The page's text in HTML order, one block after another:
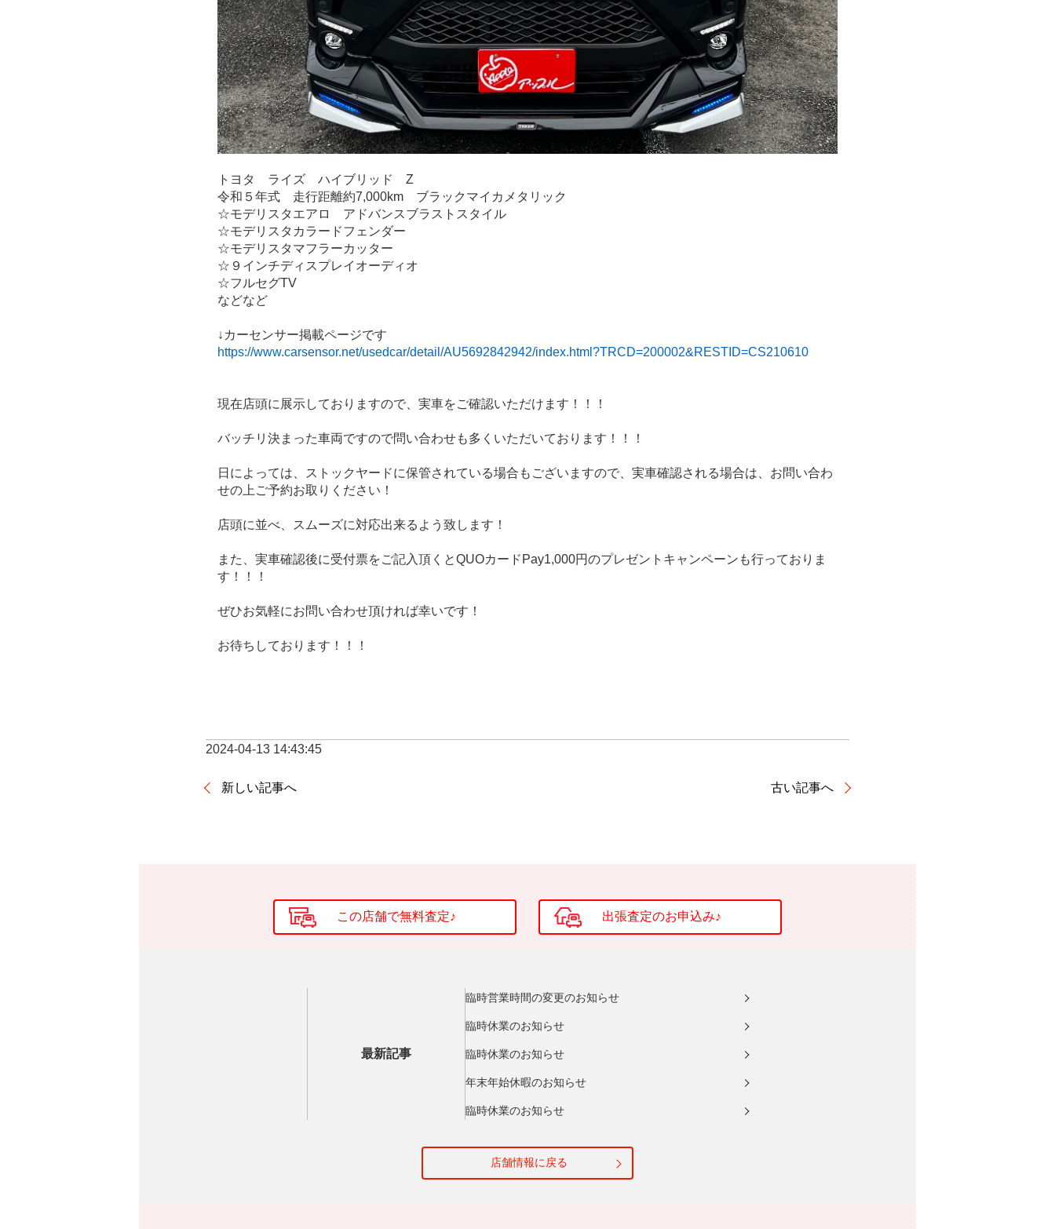
トヨタ　ライズ　ハイブリッド　Z
令和５年式　走行距離約7,000km　ブラックマイカメタリック
☆モデリスタエアロ　アドバンスブラストスタイル
☆モデリスタカラードフェンダー
☆モデリスタマフラーカッター
☆９インチディスプレイオーディオ
☆フルセグTV
などなど
↓カーセンサー掲載ページです
https://www.carsensor.net/usedcar/detail/AU5692842942/index.html?TRCD=200002&RESTID=CS210610
現在店頭に展示しておりますので、実車をご確認いただけます！！！
バッチリ決まった車両ですので問い合わせも多くいただいております！！！
日によっては、ストックヤードに保管されている場合もございますので、実車確認される場合は、お問い合わ
せの上ご予約お取りください！
店頭に並べ、スムーズに対応出来るよう致します！
また、実車確認後に受付票をご記入頂くとQUOカードPay1,000円のプレゼントキャンペーンも行っておりま
す！！！
ぜひお気軽にお問い合わせ頂ければ幸いです！
お待ちしております！！！
2024-04-13 14:43:45
新しい記事へ 古い記事へ
最新記事
臨時営業時間の変更のお知らせ
臨時休業のお知らせ
臨時休業のお知らせ
年末年始休暇のお知らせ
臨時休業のお知らせ
店舗情報に戻る